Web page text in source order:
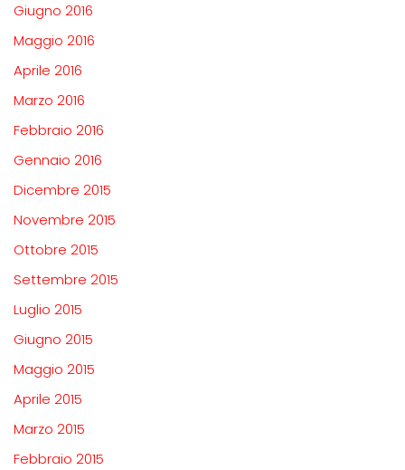
Giugno 2016
Maggio 2016
Aprile 2016
Marzo 2016
Febbraio 2016
Gennaio 2016
Dicembre 2015
Novembre 2015
Ottobre 2015
Settembre 2015
Luglio 2015
Giugno 2015
Maggio 2015
Aprile 2015
Marzo 2015
Febbraio 2015